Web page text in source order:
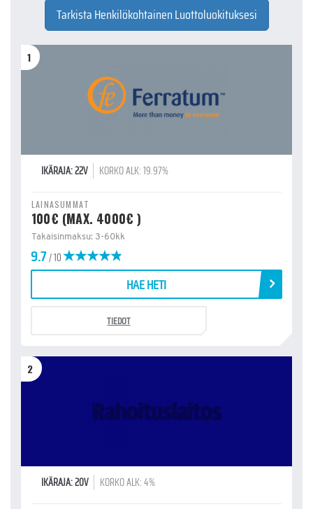
Tarkista Henkilökohtainen Luottoluokituksesi
1
IKÄRAJA: 22V KORKO ALK: 19.97%
LAINASUMMAT
100€ (MAX. 4000€ )
Takaisinmaksu: 3-60kk
9.7/ 10
HAE HETI
TIEDOT
2
IKÄRAJA: 20V KORKO ALK: 4%